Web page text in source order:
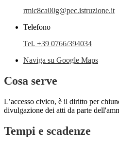
rmic8ca00g@pec.istruzione.it
Telefono
Tel. +39 0766/394034
Naviga su Google Maps
Cosa serve
L’accesso civico, è il diritto per
divulgazione dei atti da parte
Tempi e scadenze